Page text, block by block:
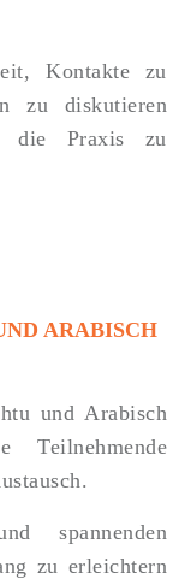
Kontakte zu
zu diskutieren
die Praxis zu
ARABISCH
und Arabisch
Teilnehmende
spannenden
zu erleichtern